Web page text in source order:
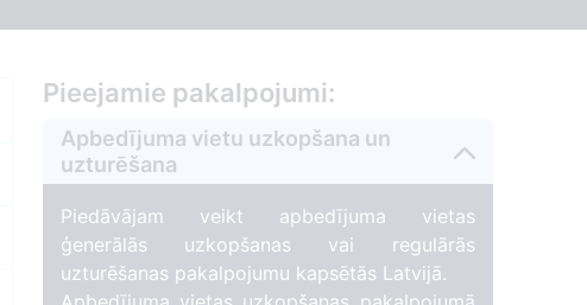
Pieejamie pakalpojumi:
Apbedījuma vietu uzkopšana un
uzturēšana
Piedāvājam veikt apbedījuma vietas
ģenerālās uzkopšanas vai regulārās
uzturēšanas pakalpojumu kapsētās Latvijā.